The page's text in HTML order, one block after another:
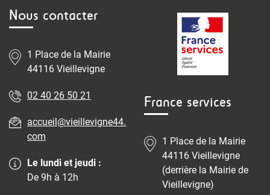
Nous contacter
1 Place de la Mairie
44116 Vieillevigne
02 40 26 50 21
accueil@vieillevigne44.
com
Le lundi et jeudi :
De 9h à 12h
France services
1 Place de la Mairie
44116 Vieillevigne
(derrière la Mairie de
Vieillevigne)